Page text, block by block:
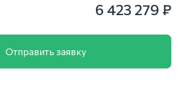
6 423 279 ₽
Отправить заявку